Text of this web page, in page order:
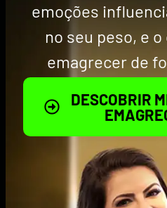
emoções
no seu peso, e
emagrecer de
DESCOBRIR